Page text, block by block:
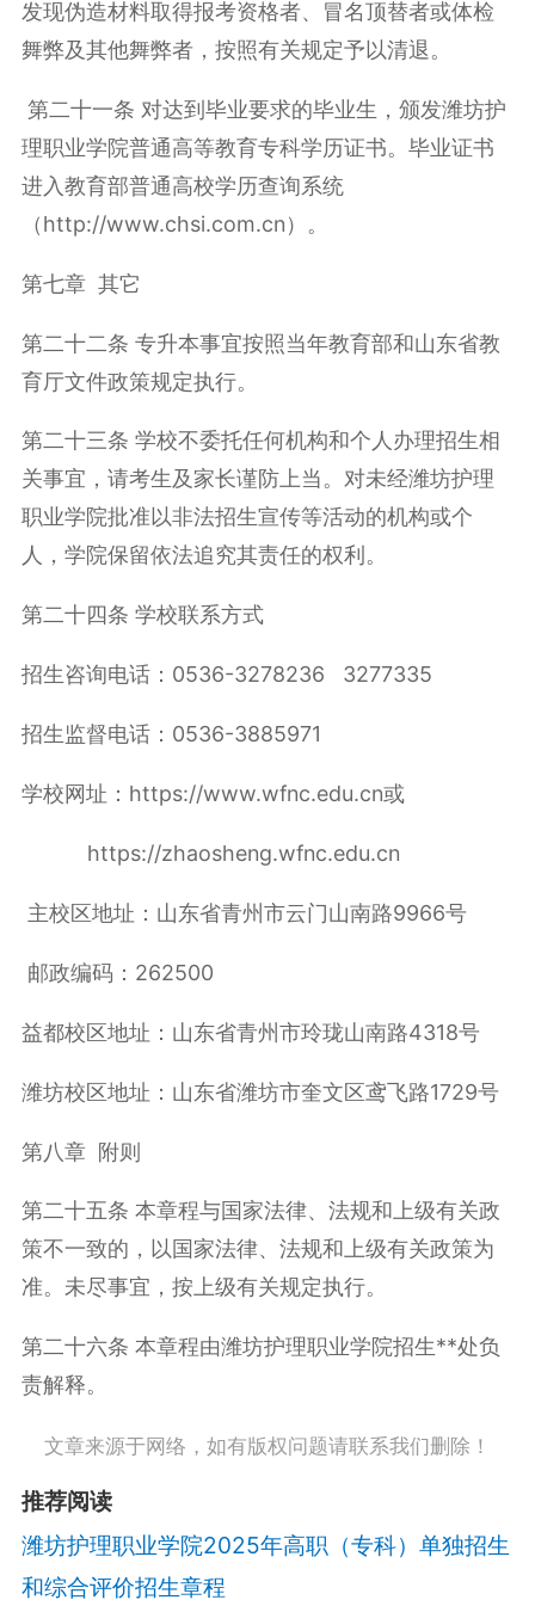
发现伪造材料取得报考资格者、冒名顶替者或体检
舞弊及其他舞弊者，按照有关规定予以清退。
第二十一条 对达到毕业要求的毕业生，颁发潍坊护
理职业学院普通高等教育专科学历证书。毕业证书
进入教育部普通高校学历查询系统
（http://www.chsi.com.cn）。
第七章 其它
第二十二条 专升本事宜按照当年教育部和山东省教
育厅文件政策规定执行。
第二十三条 学校不委托任何机构和个人办理招生相
关事宜，请考生及家长谨防上当。对未经潍坊护理
职业学院批准以非法招生宣传等活动的机构或个
人，学院保留依法追究其责任的权利。
第二十四条 学校联系方式
招生咨询电话： 0536-3278236 3277335
招生监督电话： 0536-3885971
学校网址： https://www.wfnc.edu.cn或
https://zhaosheng.wfnc.edu.cn
主校区地址：山东省青州市云门山南路9966号
邮政编码： 262500
益都校区地址：山东省青州市玲珑山南路4318号
潍坊校区地址：山东省潍坊市奎文区鸢飞路1729号
第八章 附则
第二十五条 本章程与国家法律、法规和上级有关政
策不一致的，以国家法律、法规和上级有关政策为
准。未尽事宜，按上级有关规定执行。
第二十六条 本章程由潍坊护理职业学院招生**处负
责解释。
文章来源于网络，如有版权问题请联系我们删除！
推荐阅读
潍坊护理职业学院2025年高职（专科）单独招生
和综合评价招生章程